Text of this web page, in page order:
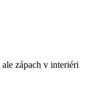
zápach v interiéri